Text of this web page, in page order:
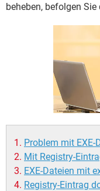
beheben, befolgen Sie
Problem mit
Mit Registry-
EXE-Dateien mit
Registry-Eintrag